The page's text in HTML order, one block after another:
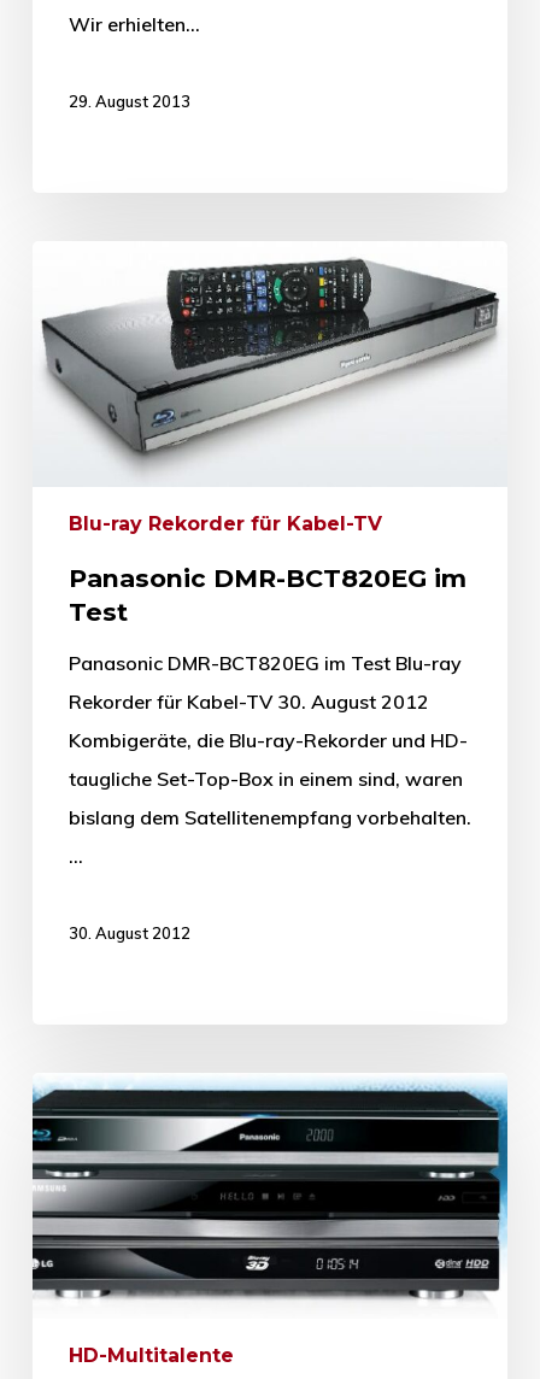
Wir erhielten…
29. August 2013
Blu-ray Rekorder für Kabel-TV
Panasonic DMR-BCT820EG im
Test
Panasonic DMR-BCT820EG im Test Blu-ray
Rekorder für Kabel-TV 30. August 2012
Kombigeräte, die Blu-ray-Rekorder und HD-
taugliche Set-Top-Box in einem sind, waren
bislang dem Satellitenempfang vorbehalten.
…
30. August 2012
HD-Multitalente